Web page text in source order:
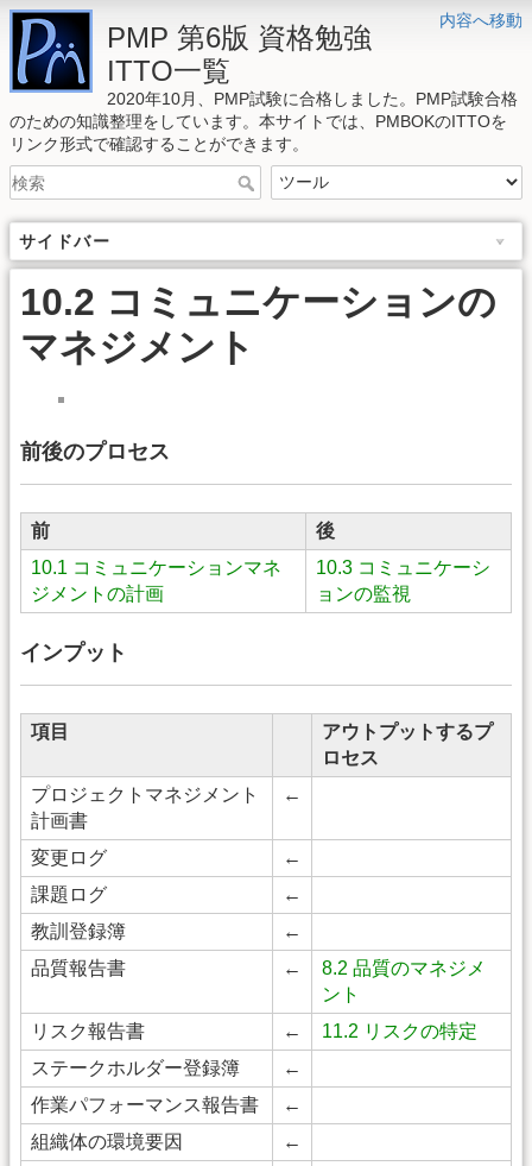
内容へ移動
PMP 第6版 資格勉強
ITTO一覧
2020年10月、PMP試験に合格しました。PMP試験合格
のための知識整理をしています。本サイトでは、PMBOKのITTOを
リンク形式で確認することができます。
サイドバー
10.2 コミュニケーションの
マネジメント
前後のプロセス
前
後
10.1 コミュニケーションマネ
ジメントの計画
10.3 コミュニケーシ
ョンの監視
インプット
項目
アウトプットするプ
ロセス
プロジェクトマネジメント
計画書
←
変更ログ
←
課題ログ
←
教訓登録簿
←
品質報告書
←
8.2 品質のマネジメ
ント
リスク報告書
←
11.2 リスクの特定
ステークホルダー登録簿
←
作業パフォーマンス報告書
←
組織体の環境要因
←